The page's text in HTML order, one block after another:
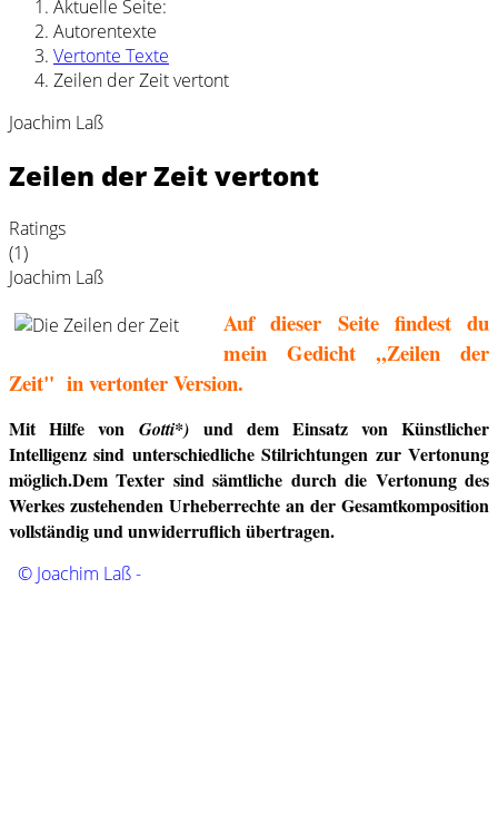
Aktuelle Seite:
Autorentexte
Vertonte Texte
Zeilen der Zeit vertont
Joachim Laß
Zeilen der Zeit vertont
Ratings
(1)
Joachim Laß
Auf dieser Seite findest du
mein Gedicht ,,Zeilen der
Zeit" in vertonter Version.
Mit Hilfe von Gotti*) und dem Einsatz von Künstlicher
Intelligenz sind unter­schied­li­che Stilrichtungen zur Vertonung
möglich.Dem Texter sind sämtliche durch die Vertonung des
Werkes zustehenden Ur­he­ber­rech­te an der Gesamtkomposition
vollständig und unwiderruflich übertragen.
© Joachim Laß -